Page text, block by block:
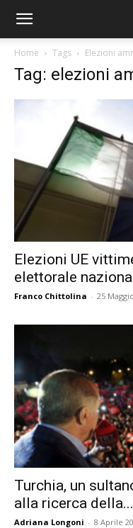
Home Tags Elezioni
Tag: elezioni
Elezioni UE
elettorale
Franco Chittolina - 25
Turchia, un
alla ricerca della...
Adriana Longoni - 8 Aprile